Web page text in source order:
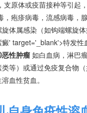
支原体或疫苗接种等引起
，疱疹病毒，流感病毒
体属感染（如钩端螺旋
癜' target='_blank'>特发性
性肿瘤 如白血病 ， 淋巴
等）或通过免疫复合物
溶血性贫血。